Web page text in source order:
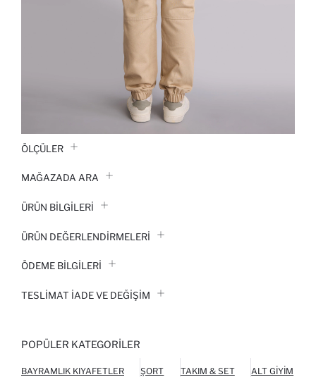
ÖLÇÜLER
MAĞAZADA ARA
ÜRÜN BILGILERI
ÜRÜN DEĞERLENDİRMELERİ
ÖDEME BİLGİLERİ
TESLIMAT İADE VE DEĞIŞIM
POPÜLER KATEGORILER
BAYRAMLIK KIYAFETLER ŞORT TAKIM & SET ALT GIYIM